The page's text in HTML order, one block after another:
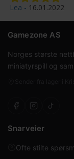
Lea 16.01.2022
Gamezone AS
Norges største
miniatyrspill og
Snarveier
Ofte stilte